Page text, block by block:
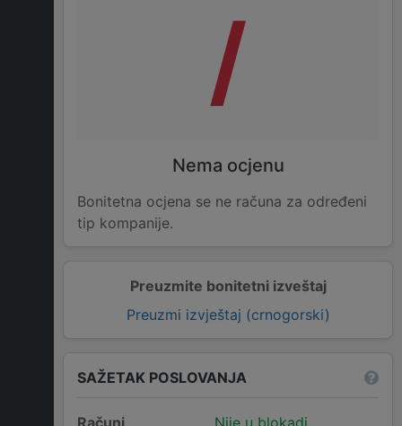
Preuzmite bonitetni izveštaj
Preuzmi izvještaj (crnogorski)
/
Nema ocjenu
Bonitetna ocjena se ne računa za određeni
tip kompanije.
SAŽETAK POSLOVANJA